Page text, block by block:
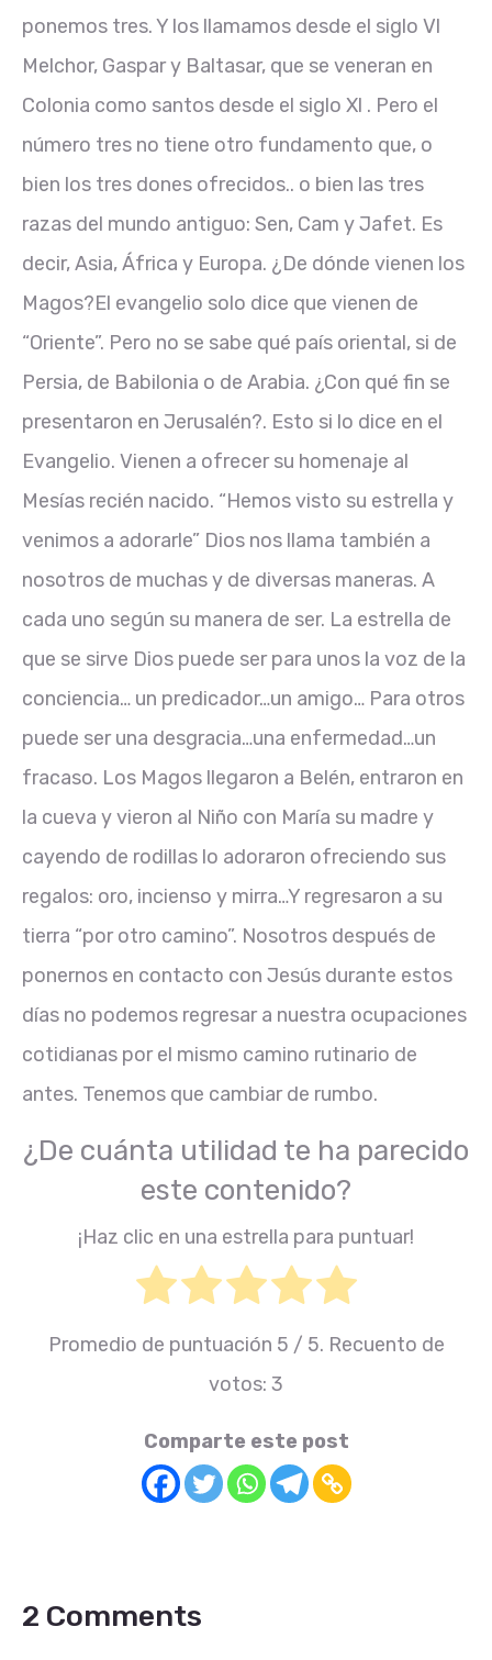
ponemos tres. Y los llamamos desde el siglo Vl
Melchor, Gaspar y Baltasar, que se veneran en
Colonia como santos desde el siglo Xl . Pero el
número tres no tiene otro fundamento que, o
bien los tres dones ofrecidos.. o bien las tres
razas del mundo antiguo: Sen, Cam y Jafet. Es
decir, Asia, África y Europa. ¿De dónde vienen los
Magos?El evangelio solo dice que vienen de
“Oriente”. Pero no se sabe qué país oriental, si de
Persia, de Babilonia o de Arabia. ¿Con qué fin se
presentaron en Jerusalén?. Esto si lo dice en el
Evangelio. Vienen a ofrecer su homenaje al
Mesías recién nacido. “Hemos visto su estrella y
venimos a adorarle” Dios nos llama también a
nosotros de muchas y de diversas maneras. A
cada uno según su manera de ser. La estrella de
que se sirve Dios puede ser para unos la voz de la
conciencia… un predicador…un amigo… Para otros
puede ser una desgracia…una enfermedad…un
fracaso. Los Magos llegaron a Belén, entraron en
la cueva y vieron al Niño con María su madre y
cayendo de rodillas lo adoraron ofreciendo sus
regalos: oro, incienso y mirra…Y regresaron a su
tierra “por otro camino”. Nosotros después de
ponernos en contacto con Jesús durante estos
días no podemos regresar a nuestra ocupaciones
cotidianas por el mismo camino rutinario de
antes. Tenemos que cambiar de rumbo.
¿De cuánta utilidad te ha parecido
este contenido?
¡Haz clic en una estrella para puntuar!
Promedio de puntuación 5 / 5. Recuento de
votos: 3
Comparte este post
2 Comments